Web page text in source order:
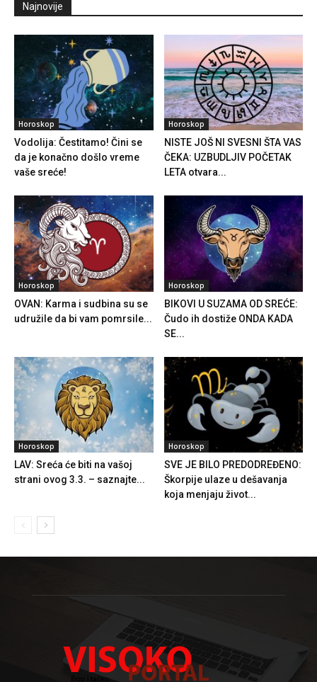
Najnovije
Horoskop
Vodolija: Čestitamo! Čini se
da je konačno došlo vreme
vaše sreće!
Horoskop
NISTE JOŠ NI SVESNI ŠTA VAS
ČEKA: UZBUDLJIV POČETAK
LETA otvara...
Horoskop
OVAN: Karma i sudbina su se
udružile da bi vam pomrsile...
Horoskop
BIKOVI U SUZAMA OD SREĆE:
Čudo ih dostiže ONDA KADA
SE...
Horoskop
LAV: Sreća će biti na vašoj
strani ovog 3.3. – saznajte...
Horoskop
SVE JE BILO PREDODREĐENO:
Škorpije ulaze u dešavanja
koja menjaju život...